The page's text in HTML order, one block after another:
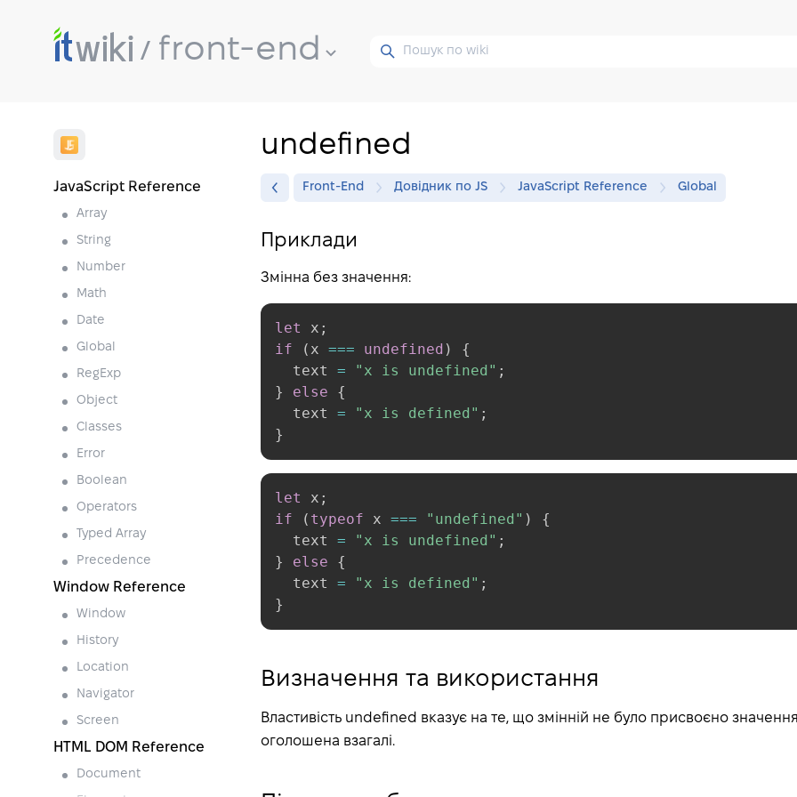
front-end
JavaScript Reference
Array
String
Number
Math
Date
Global
RegExp
Object
Classes
Error
Boolean
Operators
Typed Array
Precedence
Window Reference
Window
History
Location
Navigator
Screen
HTML DOM Reference
Document
undefined
Front-End Довідник по JS JavaScript Reference Global
Приклади
Змінна без значення:
let x ;
if
( x === undefined )
{
  text
= "x is undefined" ;
}
else
{
  text
= "x is defined" ;
}
let x ;
if
( typeof x === "undefined" )
{
  text
= "x is undefined" ;
}
else
{
  text
= "x is defined" ;
}
Визначення та використання
Властивість undefined вказує на те, що змінній не було присвоєно
оголошена взагалі.